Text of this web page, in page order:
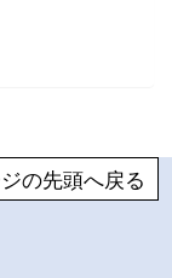
の先頭へ戻る